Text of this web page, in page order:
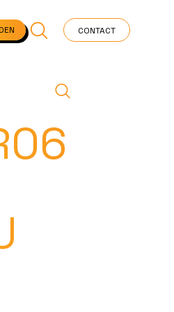
NEWS
CONTACT